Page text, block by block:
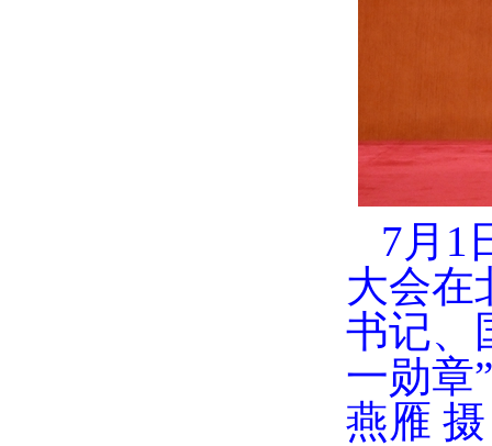
7月1
大会在
书记、
一勋章
燕雁 摄